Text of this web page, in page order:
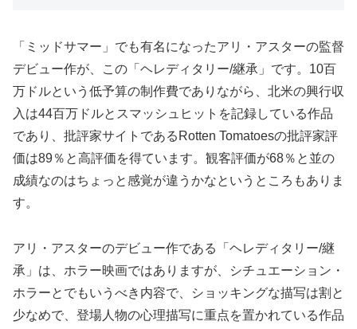
「ミッドサマー」でも有名になったアリ・アスターの監督
デビュー作が、この「ヘレディタリー/継承」です。10百
万ドルという低予算の制作費でありながら、北米の興行収
入は44百万ドルとスマッシュヒットを記録している作品
であり、批評家サイトであるRotten Tomatoesの批評家評
価は89％と高評価を得ています。観客評価が68％と並の
成績なのはちょっと感覚が違うかなというところもありま
す。
アリ・アスターのデビュー作である「ヘレディタリー/継
承」は、ホラー映画ではありますが、シチュエーション・
ホラーとでもいうべき内容で、ショッキングな描写は割と
少なめで、登場人物の心理描写に重点を置かれている作品